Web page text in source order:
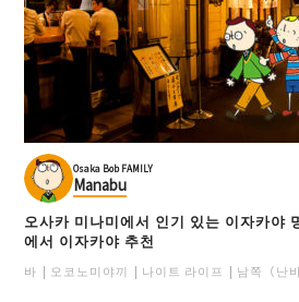
Osaka Bob FAMILY
Manabu
오사카 미나미에서 인기 있는 이자카야
에서 이자카야 추천
바 오코노미야끼 나이트 라이프 남쪽（난